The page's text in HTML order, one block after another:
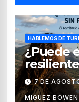
HABLEMOS DE
¿Puede
7 DE
MIGUEZ BOWEN